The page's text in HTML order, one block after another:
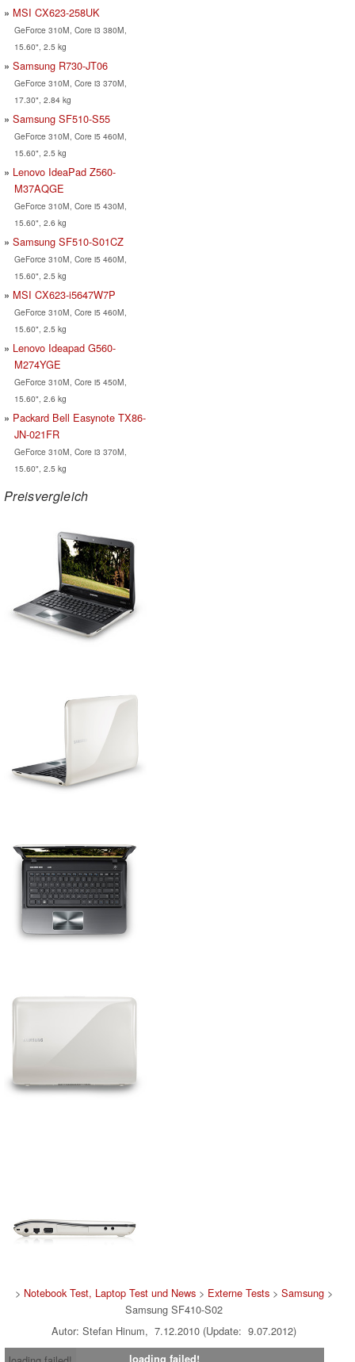
MSI CX623-258UK
GeForce 310M, Core i3 380M,
15.60", 2.5 kg
Samsung R730-JT06
GeForce 310M, Core i3 370M,
17.30", 2.84 kg
Samsung SF510-S55
GeForce 310M, Core i5 460M,
15.60", 2.5 kg
Lenovo IdeaPad Z560-
M37AQGE
GeForce 310M, Core i5 430M,
15.60", 2.6 kg
Samsung SF510-S01CZ
GeForce 310M, Core i5 460M,
15.60", 2.5 kg
MSI CX623-i5647W7P
GeForce 310M, Core i5 460M,
15.60", 2.5 kg
Lenovo Ideapad G560-
M274YGE
GeForce 310M, Core i5 450M,
15.60", 2.6 kg
Packard Bell Easynote TX86-
JN-021FR
GeForce 310M, Core i3 370M,
15.60", 2.5 kg
Preisvergleich
> Notebook Test, Laptop Test und News> Externe Tests> Samsung>
Samsung SF410-S02
Autor: Stefan Hinum, 7.12.2010 (Update: 9.07.2012)
loading failed!